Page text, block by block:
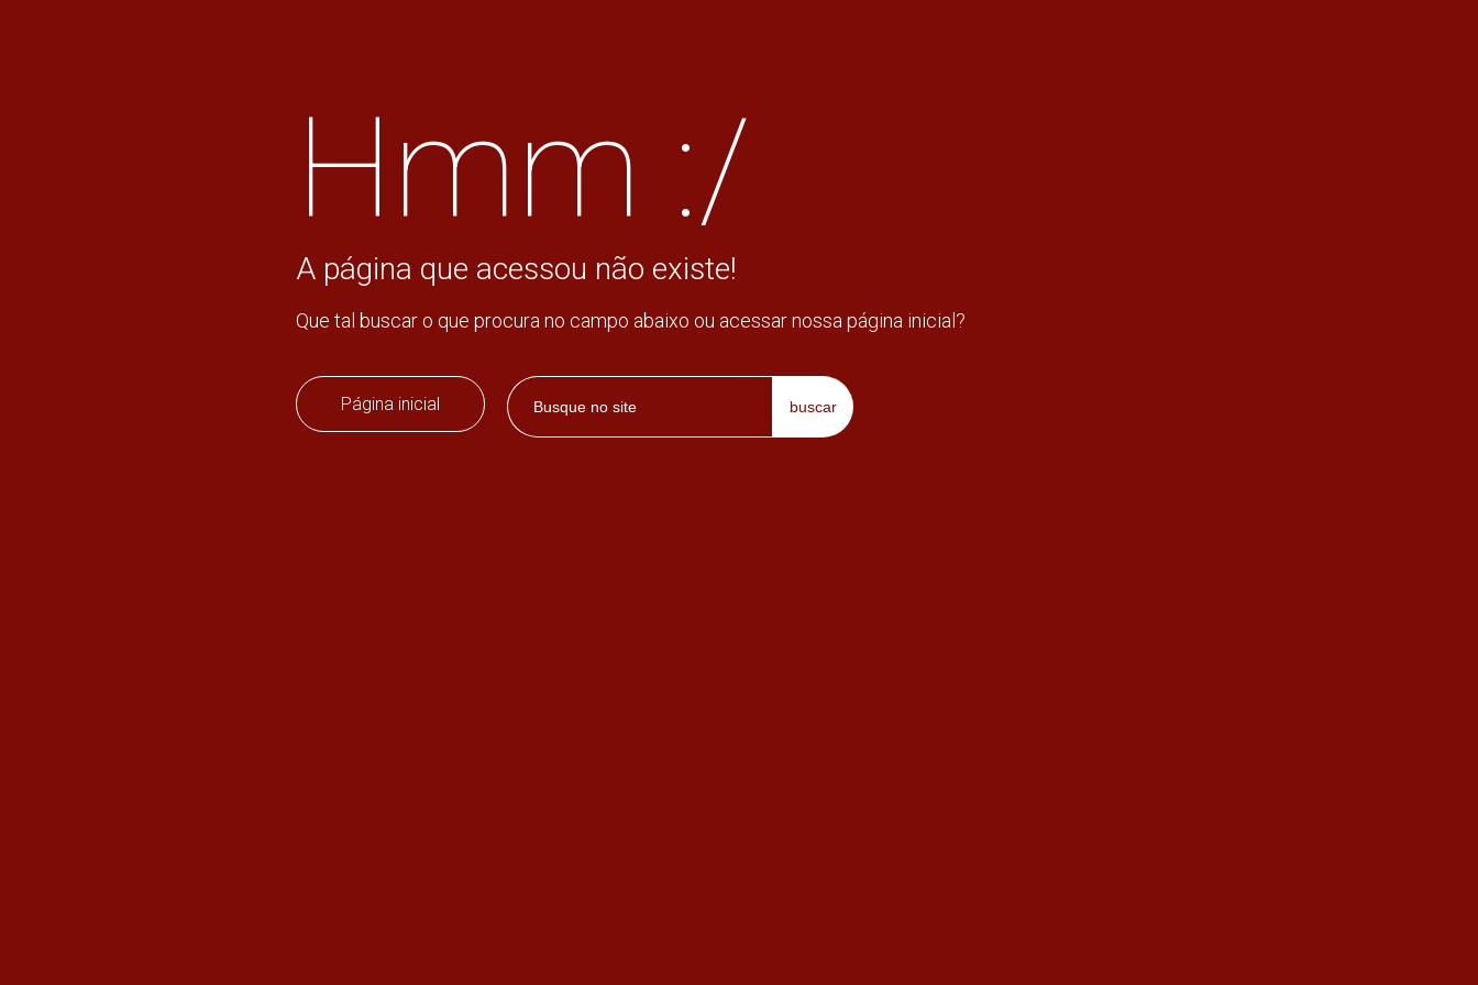
Hmm :/
A página que acessou não existe!
Que tal buscar o que procura no campo abaixo ou acessar nossa página inicial?
Página inicial